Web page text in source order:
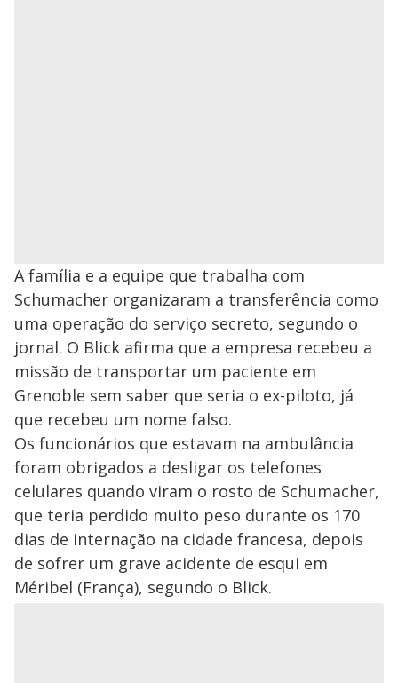
A família e a equipe que trabalha com
Schumacher organizaram a transferência como
uma operação do serviço secreto, segundo o
jornal. O Blick afirma que a empresa recebeu a
missão de transportar um paciente em
Grenoble sem saber que seria o ex-piloto, já
que recebeu um nome falso.
Os funcionários que estavam na ambulância
foram obrigados a desligar os telefones
celulares quando viram o rosto de Schumacher,
que teria perdido muito peso durante os 170
dias de internação na cidade francesa, depois
de sofrer um grave acidente de esqui em
Méribel (França), segundo o Blick.